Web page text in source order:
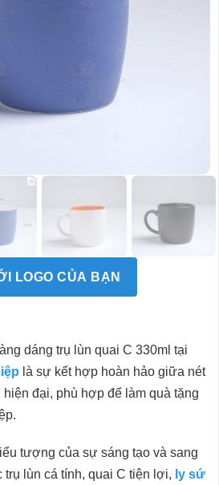
LOGO CỦA BẠN
dáng trụ lùn quai C 330ml tại
là sự kết hợp hoàn hảo giữa nét
đại, phù hợp để làm quà tặng
tượng của sự sáng tạo và sang
trụ lùn cá tính, quai C tiện lợi, ly sứ